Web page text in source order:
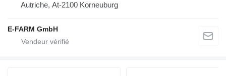
Autriche, At-2100 Korneuburg
E-FARM GmbH